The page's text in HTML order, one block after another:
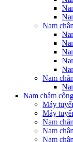
Nam
Nam
Nam châm
Máy
Máy
Nam
Nam
Nam